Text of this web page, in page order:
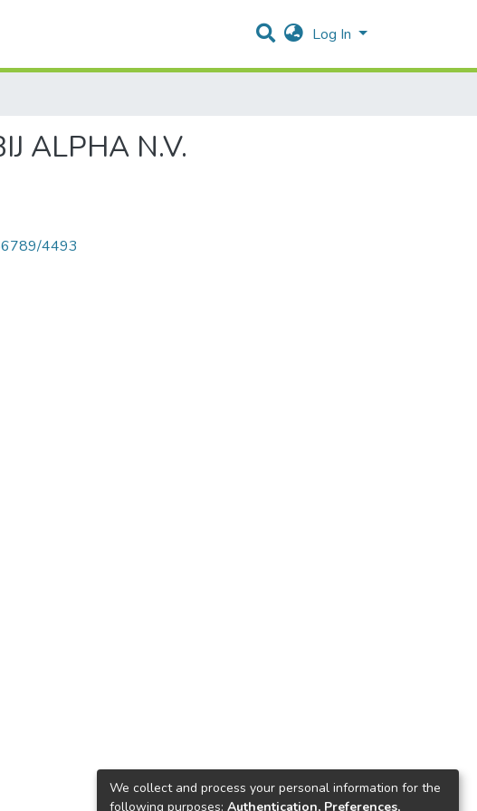
Log In
ALPHA N.V.
4493
We collect and process your personal information for the
following purposes: Authentication, Preferences,